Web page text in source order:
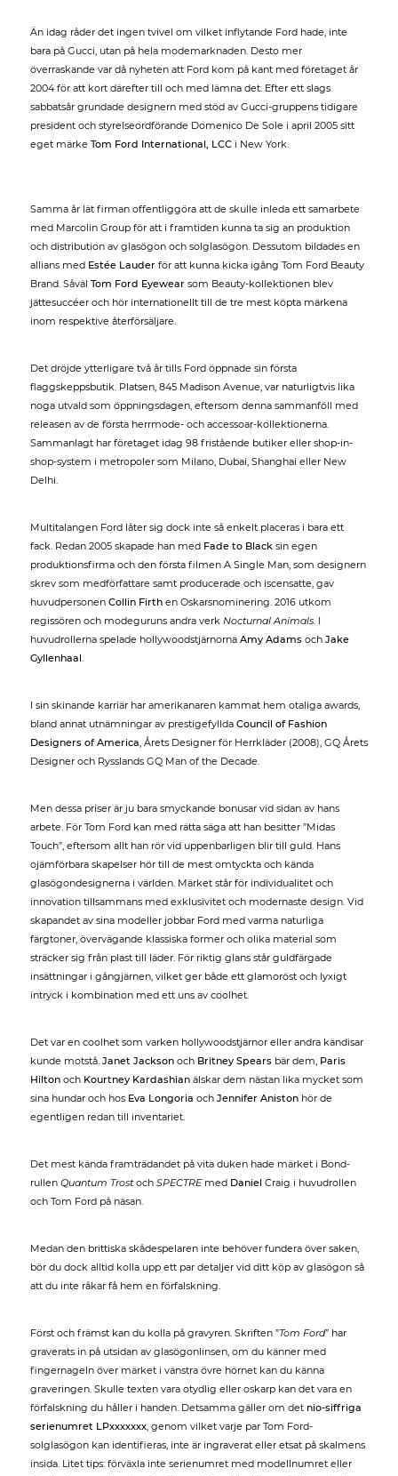
Än idag råder det ingen tvivel om vilket inflytande Ford hade, inte
bara på Gucci, utan på hela modemarknaden. Desto mer
överraskande var då nyheten att Ford kom på kant med företaget år
2004 för att kort därefter till och med lämna det. Efter ett slags
sabbatsår grundade designern med stöd av Gucci-gruppens tidigare
president och styrelseordförande Domenico De Sole i april 2005 sitt
eget märke Tom Ford International, LCC i New York.
Samma år lät firman offentliggöra att de skulle inleda ett samarbete
med Marcolin Group för att i framtiden kunna ta sig an produktion
och distribution av glasögon och solglasögon. Dessutom bildades en
allians med Estée Lauder för att kunna kicka igång Tom Ford Beauty
Brand. Såväl Tom Ford Eyewear som Beauty-kollektionen blev
jättesuccéer och hör internationellt till de tre mest köpta märkena
inom respektive återförsäljare.
Det dröjde ytterligare två år tills Ford öppnade sin första
flaggskeppsbutik. Platsen, 845 Madison Avenue, var naturligtvis lika
noga utvald som öppningsdagen, eftersom denna sammanföll med
releasen av de första herrmode- och accessoar-kollektionerna.
Sammanlagt har företaget idag 98 fristående butiker eller shop-in-
shop-system i metropoler som Milano, Dubai, Shanghai eller New
Delhi.
Multitalangen Ford låter sig dock inte så enkelt placeras i bara ett
fack. Redan 2005 skapade han med Fade to Black sin egen
produktionsfirma och den första filmen A Single Man, som designern
skrev som medförfattare samt producerade och iscensatte, gav
huvudpersonen Collin Firth en Oskarsnominering. 2016 utkom
regissören och modeguruns andra verk Nocturnal Animals. I
huvudrollerna spelade hollywoodstjärnorna Amy Adams och Jake
Gyllenhaal.
I sin skinande karriär har amerikanaren kammat hem otaliga awards,
bland annat utnämningar av prestigefyllda Council of Fashion
Designers of America, Årets Designer för Herrkläder (2008), GQ Årets
Designer och Rysslands GQ Man of the Decade.
Men dessa priser är ju bara smyckande bonusar vid sidan av hans
arbete. För Tom Ford kan med rätta säga att han besitter ”Midas
Touch”, eftersom allt han rör vid uppenbarligen blir till guld. Hans
ojämförbara skapelser hör till de mest omtyckta och kända
glasögondesignerna i världen. Märket står för individualitet och
innovation tillsammans med exklusivitet och modernaste design. Vid
skapandet av sina modeller jobbar Ford med varma naturliga
färgtoner, övervägande klassiska former och olika material som
sträcker sig från plast till läder. För riktig glans står guldfärgade
insättningar i gångjärnen, vilket ger både ett glamoröst och lyxigt
intryck i kombination med ett uns av coolhet.
Det var en coolhet som varken hollywoodstjärnor eller andra kändisar
kunde motstå. Janet Jackson och Britney Spears bär dem, Paris
Hilton och Kourtney Kardashian älskar dem nästan lika mycket som
sina hundar och hos Eva Longoria och Jennifer Aniston hör de
egentligen redan till inventariet.
Det mest kända framträdandet på vita duken hade märket i Bond-
rullen Quantum Trostoch SPECTREmed Daniel Craig i huvudrollen
och Tom Ford på näsan.
Medan den brittiska skådespelaren inte behöver fundera över saken,
bör du dock alltid kolla upp ett par detaljer vid ditt köp av glasögon så
att du inte råkar få hem en förfalskning.
Först och främst kan du kolla på gravyren. Skriften ”Tom Ford” har
graverats in på utsidan av glasögonlinsen, om du känner med
fingernageln över märket i vänstra övre hörnet kan du känna
graveringen. Skulle texten vara otydlig eller oskarp kan det vara en
förfalskning du håller i handen. Detsamma gäller om det nio-siffriga
serienumret LPxxxxxxx, genom vilket varje par Tom Ford-
solglasögon kan identifieras, inte är ingraverat eller etsat på skalmens
insida. Litet tips: förväxla inte serienumret med modellnumret eller